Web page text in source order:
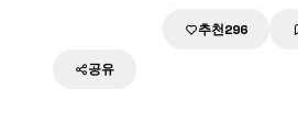
추천296
공유